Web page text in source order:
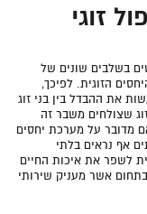
זוגי
בשלבים שונים של
הזוגית. לפיכך,
את ההבדל בין בני זוג
שצולחים משבר זה
מדובר על מערכת יחסים
אף נראים בלתי
לשפר את איכות החיים
אשר מעניק שירותי